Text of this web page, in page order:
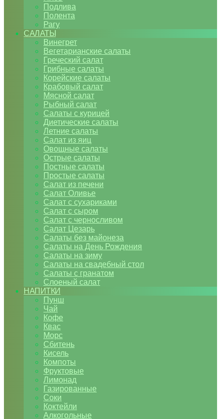
Подлива
Полента
Рагу
САЛАТЫ
Винегрет
Вегетарианские салаты
Греческий салат
Грибные салаты
Корейские салаты
Крабовый салат
Мясной салат
Рыбный салат
Салаты с курицей
Диетические салаты
Летние салаты
Салат из яиц
Овощные салаты
Острые салаты
Постные салаты
Простые салаты
Салат из печени
Салат Оливье
Салат с сухариками
Салат с сыром
Салат с черносливом
Салат Цезарь
Салаты без майонеза
Салаты на День Рождения
Салаты на зиму
Салаты на свадебный стол
Салаты с гранатом
Слоеный салат
НАПИТКИ
Пунш
Чай
Кофе
Квас
Морс
Сбитень
Кисель
Компоты
Фруктовые
Лимонад
Газированные
Соки
Коктейли
Алкогольные